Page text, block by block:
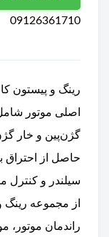
09126361710
اصلی موتور
گژن‌پین و خار
حاصل از
سیلندر و کنترل
از مجموعه رینگ
راندمان